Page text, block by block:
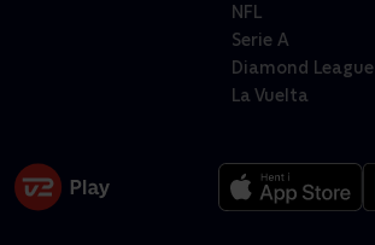
NFL
Serie A
Diamond League
La Vuelta